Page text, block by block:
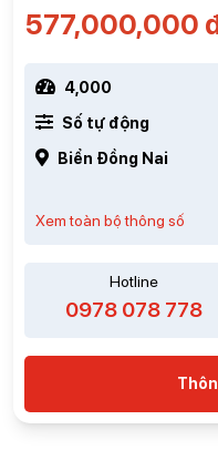
577,000,000
4,000
Số tự động
Biển Đồng Nai
Xem toàn bộ thông số
Hotline
0978 078 778